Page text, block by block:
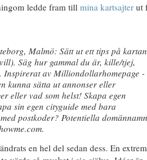
ledde fram till mina kartsajter ut
Malmö: Sätt ut ett tips på kartan
Säg hur gammal du är, kille/tjej,
Inspirerat av Milliondollarhomepage -
kunna sätta ut annonser eller
eller vad som helst! Skapa egen
sin egen cityguide med bara
postkoder? Potentiella
en hel del sedan dess. En